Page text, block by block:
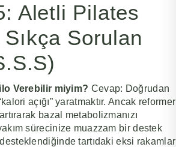
Aletli Pilates
Sıkça Sorulan
Verebilir miyim? Cevap: Doğrudan
açığı” yaratmaktır. Ancak reformer
bazal metabolizmanızı
sürecinize muazzam bir destek
tartıdaki eksi rakamlar